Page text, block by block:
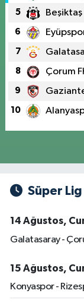
5 Beşiktaş
6
7
8 Çorum
9
10
Süper
14 Ağustos,
Galatasaray -
15 Ağustos,
Konyaspor -